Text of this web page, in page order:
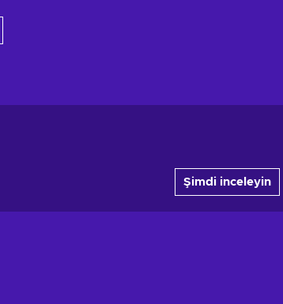
Şimdi inceleyin